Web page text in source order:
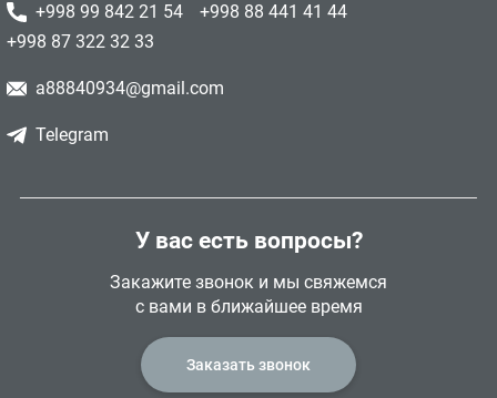
+998 99 842 21 54
+998 88 441 41 44
+998 87 322 32 33
a88840934@gmail.com
Telegram
У вас есть вопросы?
Закажите звонок и мы свяжемся
с вами в ближайшее время
Заказать звонок